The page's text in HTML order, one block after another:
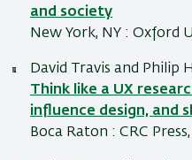
and society
New York, NY : Oxford
David Travis and Philip
Think like a UX
influence design, and
Boca Raton : CRC Press,